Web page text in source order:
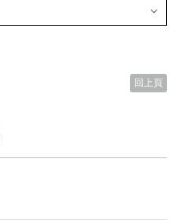
回上頁